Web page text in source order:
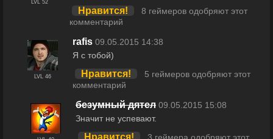
LVL 52
Нравится!
8 геймеров одобряют этот
комментарий
LVL 46
rafis 09.05.2015 14:38
Я с тобой)
Нравится!
5 геймеров одобряют этот
комментарий
безумный дятел 09.05.2015 15:08
Значит не успевают.
Нравится!